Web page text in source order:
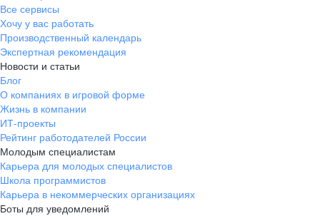
Все сервисы
Хочу у вас работать
Производственный календарь
Экспертная рекомендация
Новости и статьи
Блог
О компаниях в игровой форме
Жизнь в компании
ИТ-проекты
Рейтинг работодателей России
Молодым специалистам
Карьера для молодых специалистов
Школа программистов
Карьера в некоммерческих организациях
Боты для уведомлений